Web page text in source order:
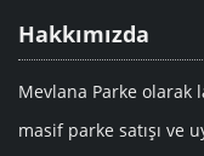
Hakkımızda
Mevlana Parke olarak
masif parke satışı ve